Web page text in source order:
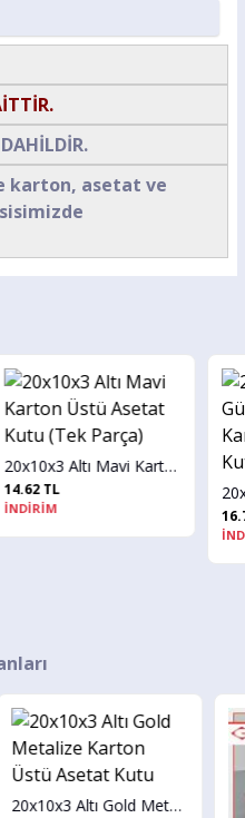
karton, asetat ve
20x10x3 Altı Mavi Karton Üstü Asetat Kutu (Tek Parça)
14.62 TL
20x10x3 Altı Gold Metalize Karton Üstü Asetat Kutu